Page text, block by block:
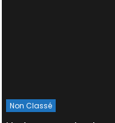
Non Classé